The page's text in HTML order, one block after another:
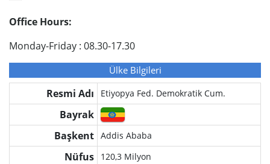
Office Hours:
Monday-Friday : 08.30-17.30
Ülke Bilgileri
Resmi Adı Etiyopya Fed. Demokratik Cum.
Bayrak
Başkent Addis Ababa
Nüfus 120,3 Milyon